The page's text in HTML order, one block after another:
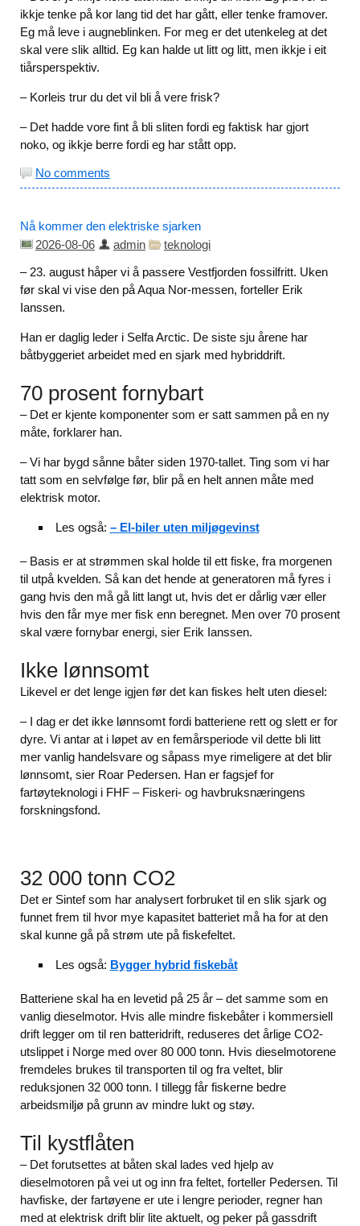
ikkje tenke på kor lang tid det har gått, eller tenke framover.
Eg må leve i augneblinken. For meg er det utenkeleg at det
skal vere slik alltid. Eg kan halde ut litt og litt, men ikkje i eit
tiårsperspektiv.
– Korleis trur du det vil bli å vere frisk?
– Det hadde vore fint å bli sliten fordi eg faktisk har gjort
noko, og ikkje berre fordi eg har stått opp.
No comments
Nå kommer den elektriske sjarken
2026-08-06
admin
teknologi
– 23. august håper vi å passere Vestfjorden fossilfritt. Uken
før skal vi vise den på Aqua Nor-messen, forteller Erik
Ianssen.
Han er daglig leder i Selfa Arctic. De siste sju årene har
båtbyggeriet arbeidet med en sjark med hybriddrift.
70 prosent fornybart
– Det er kjente komponenter som er satt sammen på en ny
måte, forklarer han.
– Vi har bygd sånne båter siden 1970-tallet. Ting som vi har
tatt som en selvfølge før, blir på en helt annen måte med
elektrisk motor.
Les også: – El-biler uten miljøgevinst
– Basis er at strømmen skal holde til ett fiske, fra morgenen
til utpå kvelden. Så kan det hende at generatoren må fyres i
gang hvis den må gå litt langt ut, hvis det er dårlig vær eller
hvis den får mye mer fisk enn beregnet. Men over 70 prosent
skal være fornybar energi, sier Erik Ianssen.
Ikke lønnsomt
Likevel er det lenge igjen før det kan fiskes helt uten diesel:
– I dag er det ikke lønnsomt fordi batteriene rett og slett er for
dyre. Vi antar at i løpet av en femårsperiode vil dette bli litt
mer vanlig handelsvare og såpass mye rimeligere at det blir
lønnsomt, sier Roar Pedersen. Han er fagsjef for
fartøyteknologi i FHF – Fiskeri- og havbruksnæringens
forskningsfond.
32 000 tonn CO2
Det er Sintef som har analysert forbruket til en slik sjark og
funnet frem til hvor mye kapasitet batteriet må ha for at den
skal kunne gå på strøm ute på fiskefeltet.
Les også: Bygger hybrid fiskebåt
Batteriene skal ha en levetid på 25 år – det samme som en
vanlig dieselmotor. Hvis alle mindre fiskebåter i kommersiell
drift legger om til ren batteridrift, reduseres det årlige CO2-
utslippet i Norge med over 80 000 tonn. Hvis dieselmotorene
fremdeles brukes til transporten til og fra veltet, blir
reduksjonen 32 000 tonn. I tillegg får fiskerne bedre
arbeidsmiljø på grunn av mindre lukt og støy.
Til kystflåten
– Det forutsettes at båten skal lades ved hjelp av
dieselmotoren på vei ut og inn fra feltet, forteller Pedersen. Til
havfiske, der fartøyene er ute i lengre perioder, regner han
med at elektrisk drift blir lite aktuelt, og peker på gassdrift